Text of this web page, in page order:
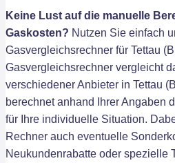
Keine Lust auf die manuelle
Gaskosten? Nutzen Sie einfach
Gasvergleichsrechner für Tettau
Gasvergleichsrechner vergleicht
verschiedener Anbieter in Tettau
berechnet anhand Ihrer Angaben
für Ihre individuelle Situation.
Rechner auch eventuelle
Neukundenrabatte oder spezielle